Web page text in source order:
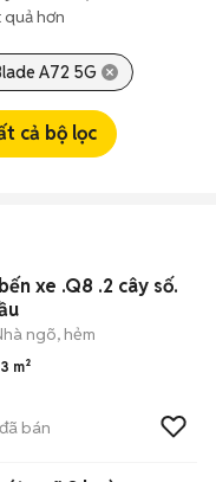
quả hơn
A72 5G
cả bộ lọc
xe .Q8 .2 cây số.
ngõ, hẻm
m²
đã bán